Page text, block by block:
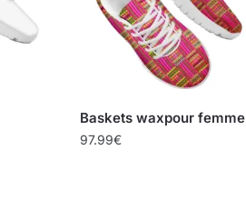
Baskets waxpour femme
97.99€